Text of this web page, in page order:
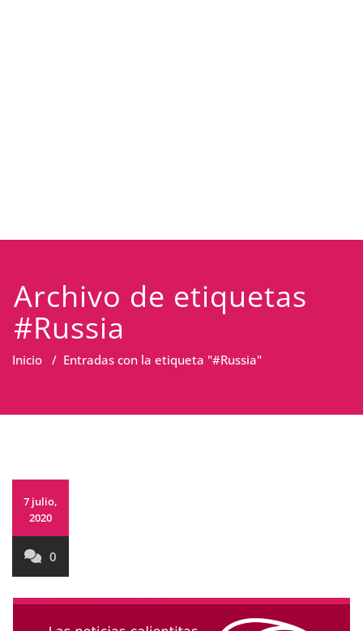
Archivo de etiquetas
#Russia
Inicio / Entradas con la etiqueta "#Russia"
7 julio,
2020
0